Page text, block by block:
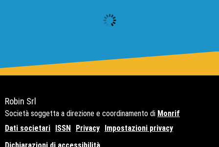
Robin Srl
Società soggetta a direzione e coordinamento di Monrif
Dati societari ISSN Privacy Impostazioni privacy
Dichiarazioni di accessibilità